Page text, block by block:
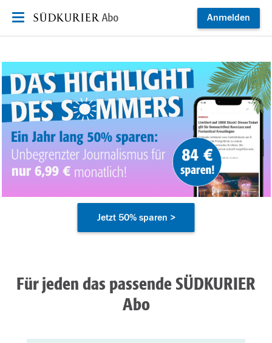
Anmelden
Jetzt 50% sparen >
Für jeden das passende SÜDKURIER
Abo